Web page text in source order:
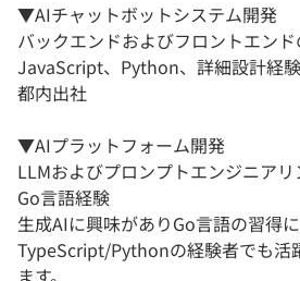
▼AIチャットボットシステム開発
バックエンドおよびフロントエン
JavaScript、Python、詳細設計経験
都内出社
▼AIプラットフォーム開発
LLMおよびプロンプトエンジニア
Go言語経験
生成AIに興味がありGo言語の習得に
TypeScript/Pythonの経験者でも活
ます。